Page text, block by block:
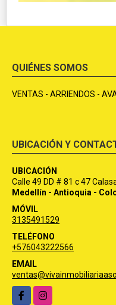
QUIÉNES SOMOS
VENTAS - ARRIENDOS -
UBICACIÓN Y
UBICACIÓN
Calle 49 DD # 81 c 47
Medellín - Antioquia -
MÓVIL
3135491529
TELÉFONO
+576043222566
EMAIL
FacebookInstagram